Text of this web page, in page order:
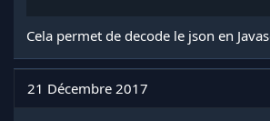
Cela permet de decode le json en
21 Décembre 2017